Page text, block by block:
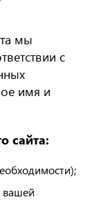
мы
с
имя и
сайта:
вашей